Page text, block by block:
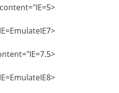
<meta http-equiv="X-UA-Compatible" content="IE=5" />
<meta http-equiv="X-UA-Compatible" content="IE=EmulateIE7" />
<meta http-equiv="X-UA-Compatible" content="IE=7.5" />
<meta http-equiv="X-UA-Compatible" content="IE=EmulateIE8" />